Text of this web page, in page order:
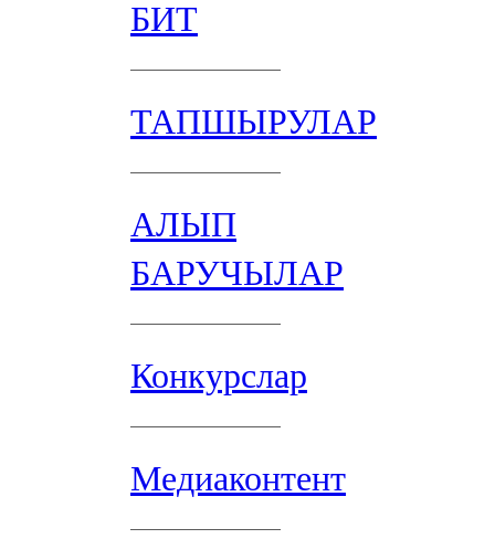
БИТ
ТАПШЫРУЛАР
АЛЫП
БАРУЧЫЛАР
Конкурслар
Медиаконтент